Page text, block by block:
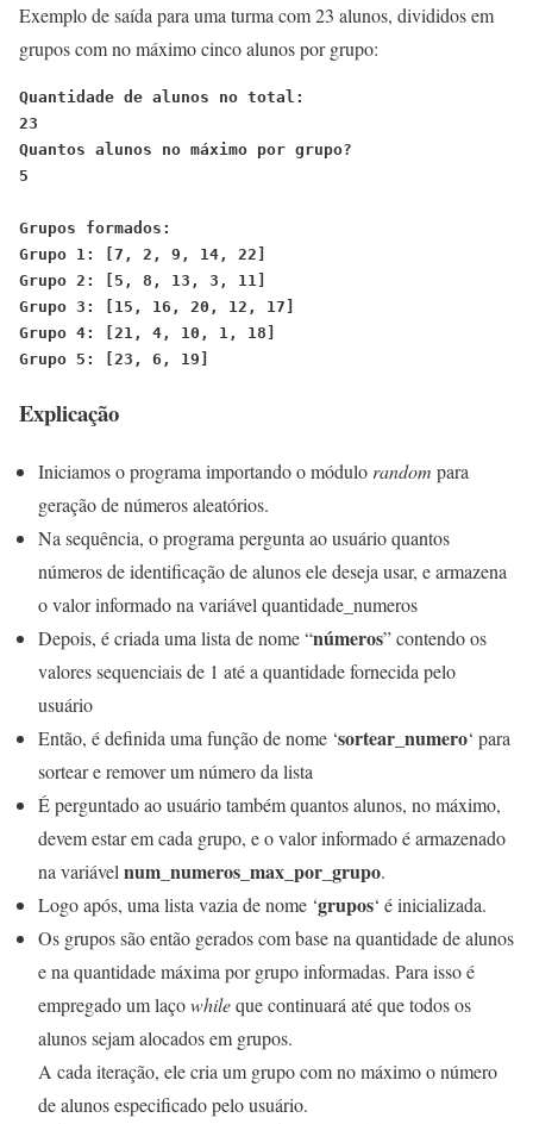
Exemplo de saída para uma turma com 23 alunos, divididos em
grupos com no máximo cinco alunos por grupo:
Quantidade de alunos no total:
23
Quantos alunos no máximo por grupo?
5
Grupos formados:
Grupo 1: [7, 2, 9, 14, 22]
Grupo 2: [5, 8, 13, 3, 11]
Grupo 3: [15, 16, 20, 12, 17]
Grupo 4: [21, 4, 10, 1, 18]
Grupo 5: [23, 6, 19]
Explicação
Iniciamos o programa importando o módulo random para
geração de números aleatórios.
Na sequência, o programa pergunta ao usuário quantos
números de identificação de alunos ele deseja usar, e armazena
o valor informado na variável quantidade_numeros
Depois, é criada uma lista de nome “números” contendo os
valores sequenciais de 1 até a quantidade fornecida pelo
usuário
Então, é definida uma função de nome ‘sortear_numero‘ para
sortear e remover um número da lista
É perguntado ao usuário também quantos alunos, no máximo,
devem estar em cada grupo, e o valor informado é armazenado
na variável num_numeros_max_por_grupo.
Logo após, uma lista vazia de nome ‘grupos‘ é inicializada.
Os grupos são então gerados com base na quantidade de alunos
e na quantidade máxima por grupo informadas. Para isso é
empregado um laçowhileque continuará até que todos os
alunos sejam alocados em grupos.
A cada iteração, ele cria um grupo com no máximo o número
de alunos especificado pelo usuário.